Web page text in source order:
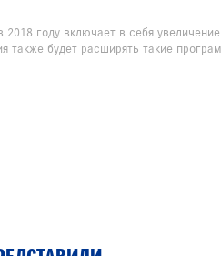
2018 году включает в себя
также будет расширять такие